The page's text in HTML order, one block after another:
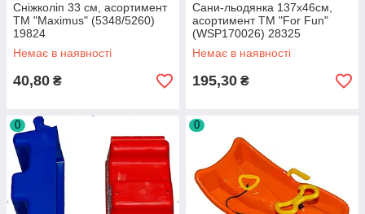
Сніжколіп 33 см, асортимент
ТМ "Maximus" (5348/5260)
19824
Немає в наявності
40,80 ₴
Сани-льодянка 137х46см,
асортимент ТМ "For Fun"
(WSP170026) 28325
Немає в наявності
195,30 ₴
0 0